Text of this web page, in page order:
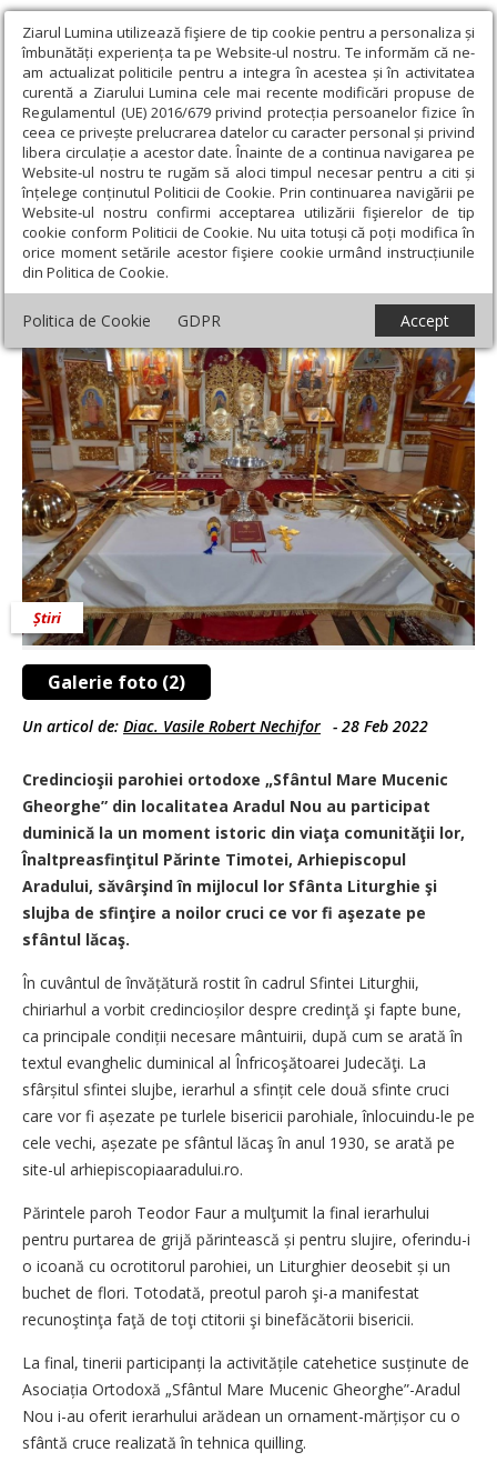
Ziarul Lumina utilizează fişiere de tip cookie pentru a personaliza și
îmbunătăți experiența ta pe Website-ul nostru. Te informăm că ne-
am actualizat politicile pentru a integra în acestea și în activitatea
curentă a Ziarului Lumina cele mai recente modificări propuse de
Regulamentul (UE) 2016/679 privind protecția persoanelor fizice în
ceea ce privește prelucrarea datelor cu caracter personal și privind
libera circulație a acestor date. Înainte de a continua navigarea pe
Website-ul nostru te rugăm să aloci timpul necesar pentru a citi și
înțelege conținutul Politicii de Cookie. Prin continuarea navigării pe
Website-ul nostru confirmi acceptarea utilizării fişierelor de tip
cookie conform Politicii de Cookie. Nu uita totuși că poți modifica în
orice moment setările acestor fişiere cookie urmând instrucțiunile
din Politica de Cookie.
Politica de Cookie GDPR Accept
Ziarul Lumina › Actualitate religioasă › Știri › Sfinţirea crucilor
unei biserici din Arhiepiscopia Aradului
Sfinţirea crucilor unei biserici din
Arhiepiscopia Aradului
Galerie foto (2)
Știri
Un articol de: Diac. Vasile Robert Nechifor - 28 Feb 2022
Credincioşii parohiei ortodoxe „Sfântul Mare Mucenic
Gheorghe” din localitatea Aradul Nou au participat
duminică la un moment istoric din viaţa comunităţii lor,
Înaltpreasfinţitul Părinte Timotei, Arhiepiscopul
Aradului, săvârşind în mijlocul lor Sfânta Liturghie şi
slujba de sfinţire a noilor cruci ce vor fi aşezate pe
sfântul lăcaş.
În cuvântul de învățătură rostit în cadrul Sfintei Liturghii,
chiriarhul a vorbit credincioșilor despre credinţă şi fapte bune,
ca principale condiții necesare mântuirii, după cum se arată în
textul evanghelic duminical al Înfricoşătoarei Judecăţi. La
sfârșitul sfintei slujbe, ierarhul a sfințit cele două sfinte cruci
care vor fi așezate pe turlele bisericii parohiale, înlocuindu-le pe
cele vechi, așezate pe sfântul lăcaş în anul 1930, se arată pe
site-ul arhiepiscopiaaradului.ro.
Părintele paroh Teodor Faur a mulţumit la final ierarhului
pentru purtarea de grijă părintească și pentru slujire, oferindu-i
o icoană cu ocrotitorul parohiei, un Liturghier deosebit și un
buchet de flori. Totodată, preotul paroh şi-a manifestat
recunoştinţa faţă de toţi ctitorii şi binefăcătorii bisericii.
La final, tinerii participanți la activitățile catehetice susținute de
Asociația Ortodoxă „Sfântul Mare Mucenic Gheorghe”-Aradul
Nou i-au oferit ierarhului arădean un ornament-mărțișor cu o
sfântă cruce realizată în tehnica quilling.